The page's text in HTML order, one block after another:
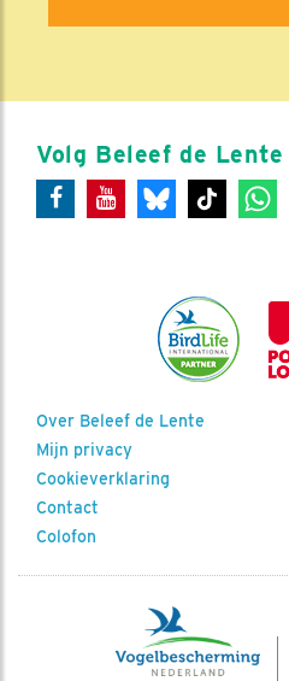
Volg Beleef de Lente
Over Beleef de Lente
Mijn privacy
Cookieverklaring
Contact
Colofon